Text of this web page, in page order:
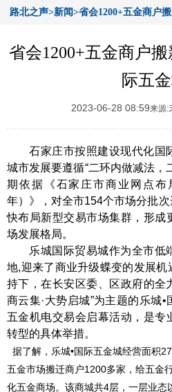
路北之声>新闻>省会1200+五金商户
省会1200+五金商户
际五
2023-06-28 08:59来源:
石家庄市按照建设现代化国
城市发展要遵循“二环内做减法，
期依据《石家庄市商业网点
年）》，对全市154个市场分批
快布局新型交易市场集群，形成
场发展格局。
乐城国际贸易城作为全市低
地,迎来了商业升级蝶变的发展
持下，在长安区委、区政府的全
商云集·大势启城”为主题的乐城
五金机电交易会启幕活动，是专
转型的具体举措。
据了解，乐城•国际五金城经营面积
五金市场搬迁商户1200多家，给五金
化五金商场。该商城共4层，一层业态